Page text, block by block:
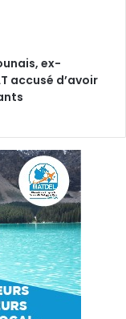
ex-
accusé d’avoir